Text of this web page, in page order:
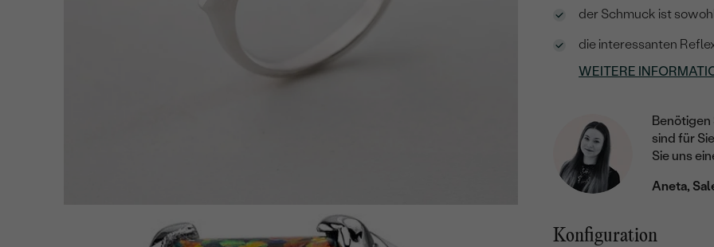
der Schmuck ist
die interessanten
WEITERE
Benötigen
sind für
Sie uns
Aneta,
Konfiguration